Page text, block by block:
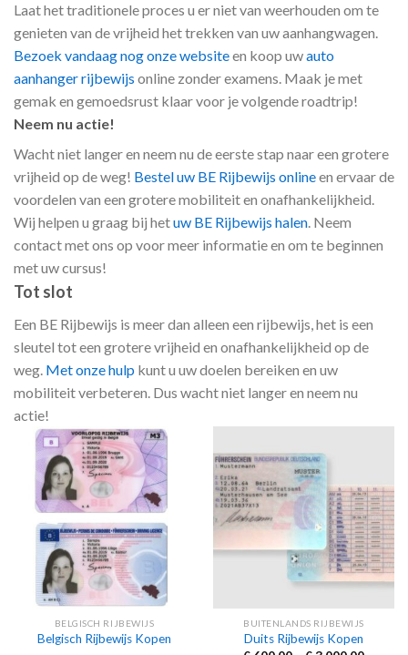
Laat het traditionele proces u er niet van weerhouden om te
genieten van de vrijheid het trekken van uw aanhangwagen.
Bezoek vandaag nog onze websiteen koop uwauto
aanhanger rijbewijs online zonder examens. Maak je met
gemak en gemoedsrust klaar voor je volgende roadtrip!
Neem nu actie!
Wacht niet langer en neem nu de eerste stap naar een grotere
vrijheid op de weg! Bestel uw BE Rijbewijs onlineen ervaar de
voordelen van een grotere mobiliteit en onafhankelijkheid.
Wij helpen u graag bij hetuw BE Rijbewijs halen. Neem
contact met ons op voor meer informatie en om te beginnen
met uw cursus!
Tot slot
Een BE Rijbewijs is meer dan alleen een rijbewijs, het is een
sleutel tot een grotere vrijheid en onafhankelijkheid op de
weg. Met onze hulp kunt u uw doelen bereiken en uw
mobiliteit verbeteren. Dus wacht niet langer en neem nu
actie!
BELGISCH RIJBEWIJS
Belgisch Rijbewijs Kopen
BUITENLANDS RIJBEWIJS
Duits Rijbewijs Kopen